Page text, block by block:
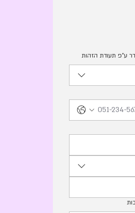
ע"פ תעודת הזהות